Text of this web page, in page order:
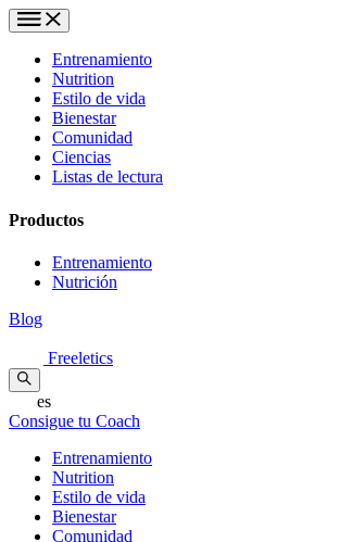
Entrenamiento
Nutrition
Estilo de vida
Bienestar
Comunidad
Ciencias
Listas de lectura
Productos
Entrenamiento
Nutrición
Blog
Freeletics
es
Consigue tu Coach
Entrenamiento
Nutrition
Estilo de vida
Bienestar
Comunidad